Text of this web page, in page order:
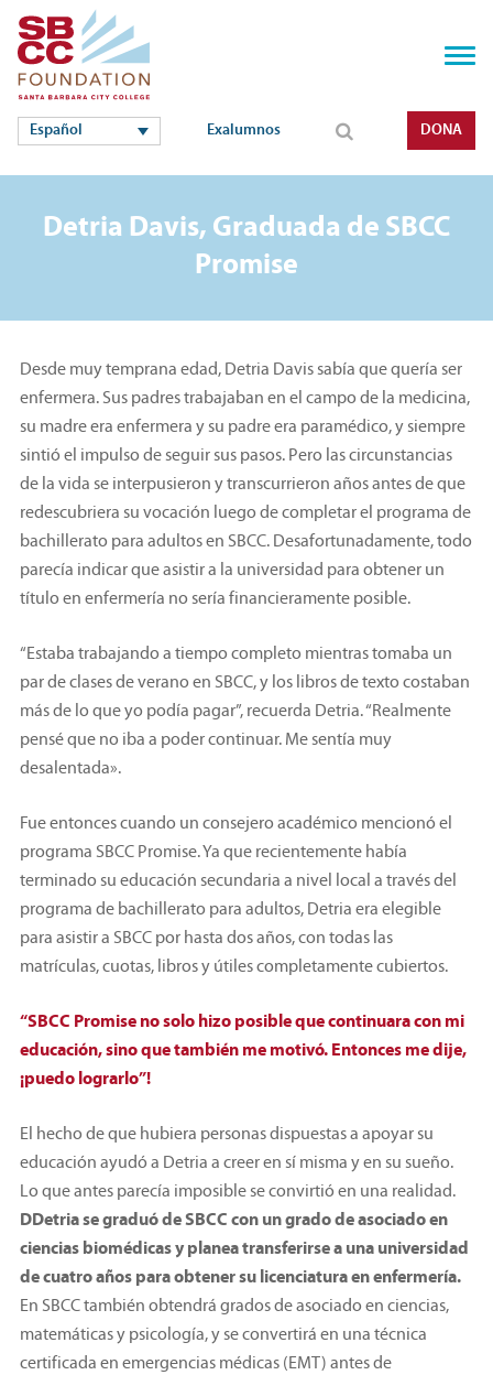
Español Exalumnos DONA
Detria Davis, Graduada de SBCC
Promise
Desde muy temprana edad, Detria Davis sabía que quería ser
enfermera. Sus padres trabajaban en el campo de la medicina,
su madre era enfermera y su padre era paramédico, y siempre
sintió el impulso de seguir sus pasos. Pero las circunstancias
de la vida se interpusieron y transcurrieron años antes de que
redescubriera su vocación luego de completar el programa de
bachillerato para adultos en SBCC. Desafortunadamente, todo
parecía indicar que asistir a la universidad para obtener un
título en enfermería no sería financieramente posible.
“Estaba trabajando a tiempo completo mientras tomaba un
par de clases de verano en SBCC, y los libros de texto costaban
más de lo que yo podía pagar”, recuerda Detria. “Realmente
pensé que no iba a poder continuar. Me sentía muy
desalentada».
Fue entonces cuando un consejero académico mencionó el
programa SBCC Promise. Ya que recientemente había
terminado su educación secundaria a nivel local a través del
programa de bachillerato para adultos, Detria era elegible
para asistir a SBCC por hasta dos años, con todas las
matrículas, cuotas, libros y útiles completamente cubiertos.
“SBCC Promise no solo hizo posible que continuara con mi
educación, sino que también me motivó. Entonces me dije,
¡puedo lograrlo”!
El hecho de que hubiera personas dispuestas a apoyar su
educación ayudó a Detria a creer en sí misma y en su sueño.
Lo que antes parecía imposible se convirtió en una realidad.
DDetria se graduó de SBCC con un grado de asociado en
ciencias biomédicas y planea transferirse a una universidad
de cuatro años para obtener su licenciatura en enfermería.
En SBCC también obtendrá grados de asociado en ciencias,
matemáticas y psicología, y se convertirá en una técnica
certificada en emergencias médicas (EMT) antes de